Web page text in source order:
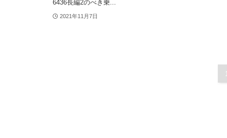
6436長編2のべき乗...
2021年11月7日